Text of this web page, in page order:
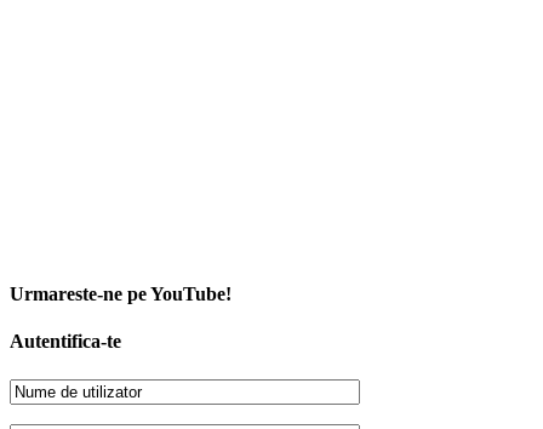
Urmareste-ne pe YouTube!
Autentifica-te